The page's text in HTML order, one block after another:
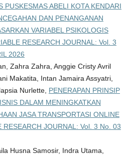
PUSKESMAS ABELI KOTA KENDARI
DAN PENANGANAN
VARIABEL PSIKOLOGIS
RESEARCH JOURNAL: Vol. 3
2026
Zahra Zahra, Anggie Cristy Avril
Makatita, Intan Jamaira Assyatri,
Nurlette, PENERAPAN PRINSIP
DALAM MENINGKATKAN
JASA TRANSPORTASI ONLINE
RESEARCH JOURNAL: Vol. 3 No. 03
Husna Samosir, Indra Utama,